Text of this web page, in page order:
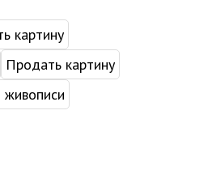
картину
Продать картину